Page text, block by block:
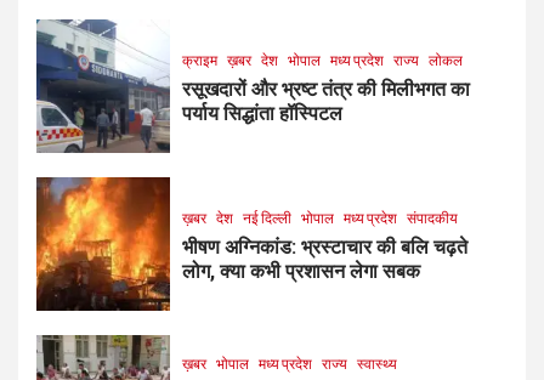
क्राइम ख़बर देश भोपाल मध्य प्रदेश राज्य लोकल
रसूखदारों और भ्रष्ट तंत्र की मिलीभगत का
पर्याय सिद्धांता हॉस्पिटल
ख़बर देश नई दिल्ली भोपाल मध्य प्रदेश संपादकीय
भीषण अग्निकांड: भ्रस्टाचार की बलि चढ़ते
लोग, क्या कभी प्रशासन लेगा सबक
ख़बर भोपाल मध्य प्रदेश राज्य स्वास्थ्य